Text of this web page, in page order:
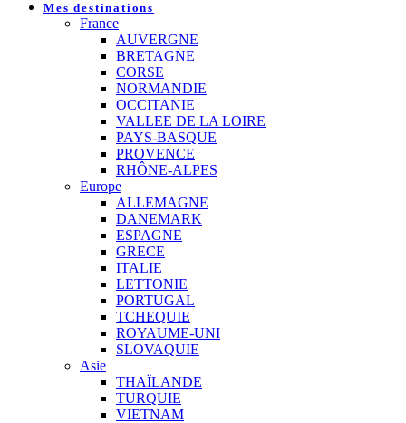
Mes destinations
France
AUVERGNE
BRETAGNE
CORSE
NORMANDIE
OCCITANIE
VALLEE DE LA LOIRE
PAYS-BASQUE
PROVENCE
RHÔNE-ALPES
Europe
ALLEMAGNE
DANEMARK
ESPAGNE
GRECE
ITALIE
LETTONIE
PORTUGAL
TCHEQUIE
ROYAUME-UNI
SLOVAQUIE
Asie
THAÏLANDE
TURQUIE
VIETNAM